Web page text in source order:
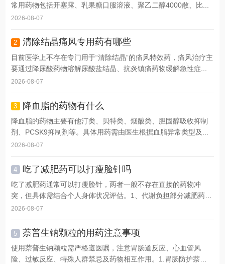
常用药物包括开塞露、乳果糖口服溶液、聚乙二醇4000散、比...
2026-08-07
2 清除结晶痛风专用药有哪些
目前医学上不存在专门用于“清除结晶”的痛风特效药，痛风治疗主
要通过降尿酸药物溶解尿酸盐结晶、抗炎镇痛药物缓解急性症...
2026-08-07
3 降血脂的药物有什么
降血脂的药物主要有他汀类、贝特类、烟酸类、胆固醇吸收抑制
剂、PCSK9抑制剂等。具体用药需由医生根据血脂异常类型及...
2026-08-07
4 吃了减肥药可以打瘦脸针吗
吃了减肥药通常可以打瘦脸针，两者一般不存在直接的药物冲
突，但具体需结合个人身体状况评估。1、代谢负担部分减肥药可
能...
2026-08-07
5 萘普生钠颗粒的用药注意事项
使用萘普生钠颗粒需严格遵医嘱，注意胃肠道反应、心血管风
险、过敏反应、特殊人群禁忌及药物相互作用。1.胃肠防护萘普